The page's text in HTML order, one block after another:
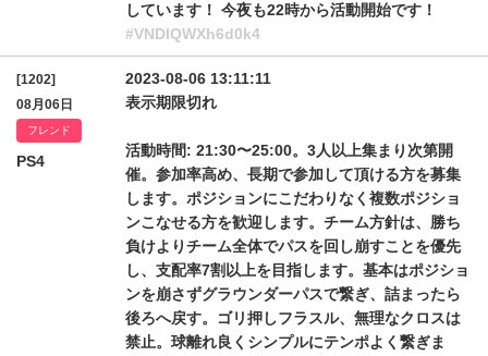
しています！ 今夜も22時から活動開始です！
#VNDlQWXh6d0k4
[1202]
08月06日
フレンド
PS4
2023-08-06 13:11:11
表示期限切れ
活動時間: 21:30〜25:00。3人以上集まり次第開
催。参加率高め、長期で参加して頂ける方を募集
します。ポジションにこだわりなく複数ポジショ
ンこなせる方を歓迎します。チーム方針は、勝ち
負けよりチーム全体でパスを回し崩すことを優先
し、支配率7割以上を目指します。基本はポジショ
ンを崩さずグラウンダーパスで繋ぎ、詰まったら
後ろへ戻す。ゴリ押しフラスル、無理なクロスは
禁止。球離れ良くシンプルにテンポよく繋ぎま